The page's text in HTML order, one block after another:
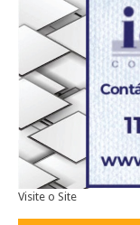
Visite o Site